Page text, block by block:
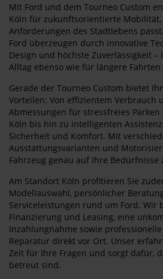
Mit Ford und dem Tourneo Custom
Köln für zukunftsorientierte
Anforderungen des Stadtlebens
Ford überzeugen durch innovative
Design und höchste Zuverlässigkeit
Alltag ebenso wie für längere
Gerade der Tourneo Custom bietet
Vorteilen: Von effizientem Verbrauch
Abmessungen für stressfreies
Köln bis hin zu intelligenten
Sicherheit und Komfort. Mit
Ausstattungsvarianten und
Fahrzeug genau auf Ihre Bedürfnisse
Am Standort Köln profitieren Sie
Modellauswahl, persönlicher
Serviceleistungen rund um Ford. Wir
Finanzierung und Leasing, eine
Inzahlungnahme sowie
Reparatur direkt vor Ort. Unser
Zeit für Ihre Fragen und sorgt dafür,
betreut sind.